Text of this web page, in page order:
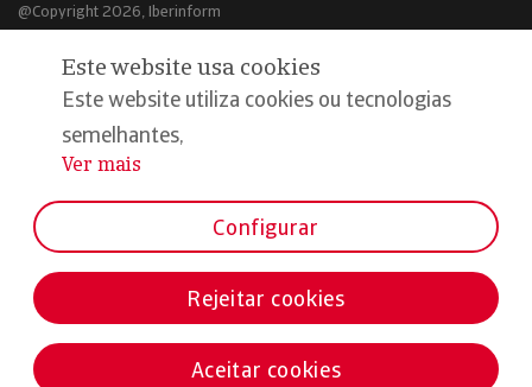
@Copyright 2026, Iberinform
Aviso legal
Política de cookies
Declaração de privacidade
Este website usa cookies
Este website utiliza cookies ou tecnologias
semelhantes,
...
Ver mais
Configurar
Rejeitar cookies
Aceitar cookies